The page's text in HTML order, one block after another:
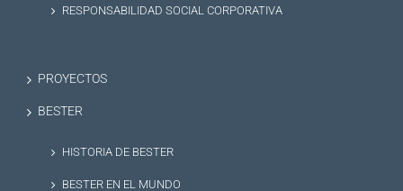
RESPONSABILIDAD SOCIAL CORPORATIVA
PROYECTOS
BESTER
HISTORIA DE BESTER
BESTER EN EL MUNDO